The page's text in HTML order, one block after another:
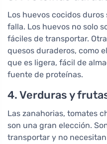
Los huevos cocidos
falla. Los huevos no solo
fáciles de transportar.
quesos duraderos, como
que es ligera, fácil de
fuente de proteínas.
4. Verduras y
Las zanahorias, tomates
son una gran elección.
transportar y no